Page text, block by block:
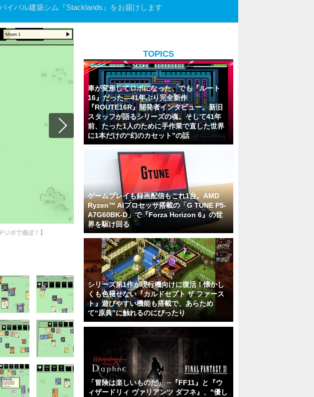
イバル建築シム『Stacklands』をお届けします
ボで遊ぼ！】
TOPICS
車が変形してロボになった、でも『ルート
16』だった―41年ぶり完全新作
『ROUTE16R』開発者インタビュー。新旧
スタッフが語るシリーズの魂。そして41年
前、たった1人のために手作業で直した世界
に1本だけの“幻のカセット”の話
ゲームプレイも録画配信もこれ1台。AMD
Ryzen™ AIプロセッサ搭載の「G TUNE P5-
A7G60BK-D」で『Forza Horizon 6』の世
界を駆け回る
シリーズ第1作が現行機向けに復活！懐かし
くも色褪せない『カルドセプト ザ ファース
ト』遊びやすい機能も搭載で、あらため
て“原典”に触れるのにぴったり
「冒険は楽しいものだ」 ─『FF11』と『ウ
ィザードリィ ヴァリアンツ ダフネ』、"優し